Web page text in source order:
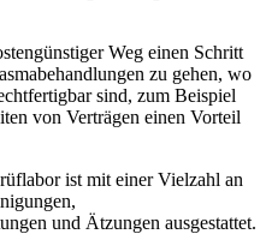
Weg einen Schritt
zu gehen, wo
sind, zum Beispiel
von Verträgen einen Vorteil
ist mit einer Vielzahl an
und Ätzungen ausgestattet.